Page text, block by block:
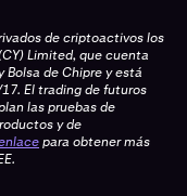
de criptoactivos los
Limited, que cuenta
de Chipre y está
El trading de futuros
las pruebas de
y de
para obtener más